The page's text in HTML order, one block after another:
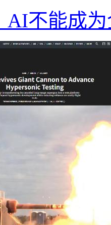
AI不能成